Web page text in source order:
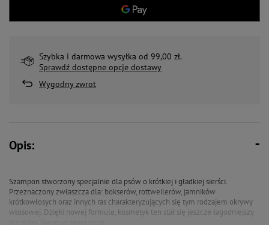
Szybka i darmowa wysyłka od 99,00 zł.
Sprawdź dostępne opcje dostawy
Wygodny zwrot
Opis:
Szampon stworzony specjalnie dla psów o krótkiej i gładkiej sierści.
Przeznaczony zwłaszcza dla: bokserów, rottweilerów, jamników
krótkowłosych oraz innych ras charakteryzujących się tym rodzajem okrywy
włosowej. Dzięki nowej formule, kosmetyk ten stał się jeszcze łagodniejszy